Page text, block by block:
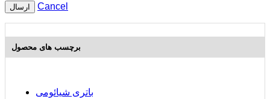
ارسال Cancel
برچسب های محصول
باتری شیائومی